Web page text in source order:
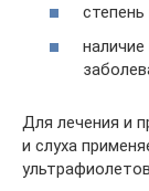
наличие
Для лечения и
и слуха